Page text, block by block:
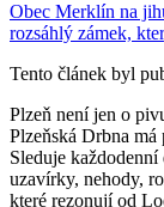
Obec Merklín na
rozsáhlý zámek,
Tento článek byl
Plzeň není jen o
Plzeňská Drbna má
Sleduje
uzavírky, nehody,
které rezonují od